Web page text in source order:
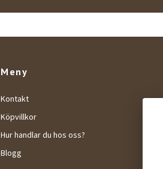
Meny
Kontakt
Köpvillkor
Hur handlar du hos oss?
Blogg